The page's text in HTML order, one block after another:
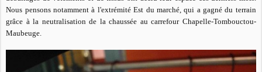
Nous pensons notamment à l'extrémité Est du marché, qui a gagné du terrain
grâce à la neutralisation de la chaussée au carrefour Chapelle-Tombouctou-
Maubeuge.